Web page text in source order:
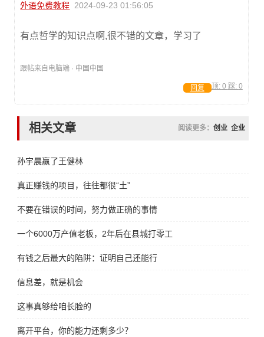
外语免费教程 2024-09-23 01:56:05
有点哲学的知识点啊,很不错的文章，学习了
跟帖来自电脑端 · 中国中国
顶: 0 踩: 0
回复
相关文章 阅读更多： 创业 企业
孙宇晨赢了王健林
真正赚钱的项目，往往都很“土”
不要在错误的时间，努力做正确的事情
一个6000万产值老板，2年后在县城打零工
有钱之后最大的陷阱：证明自己还能行
信息差，就是机会
这事真够给咱长脸的
离开平台，你的能力还剩多少？